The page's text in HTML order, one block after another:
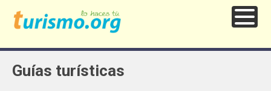
Guías turísticas